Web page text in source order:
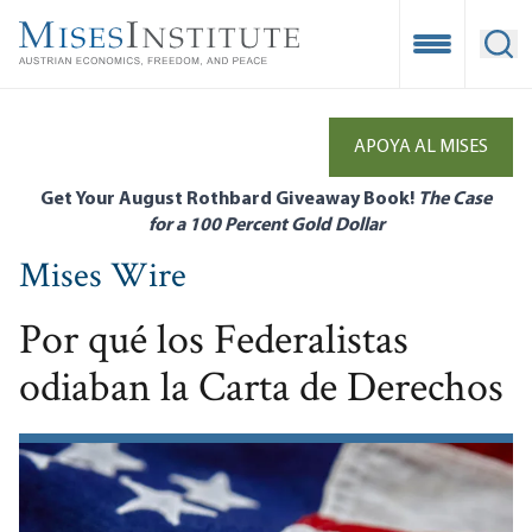
main
Open
APOYA AL MISES
Get Your August Rothbard Giveaway Book! The Case
for a 100 Percent Gold Dollar
Mises Wire
Por qué los Federalistas
odiaban la Carta de Derechos